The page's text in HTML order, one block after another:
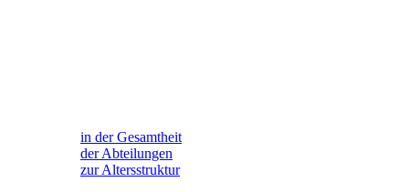
in der Gesamtheit
der Abteilungen
zur Altersstruktur